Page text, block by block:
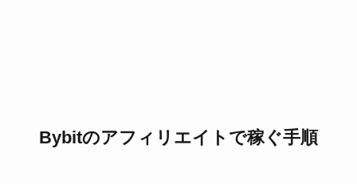
Bybitのアフィリエイトで稼ぐ手順